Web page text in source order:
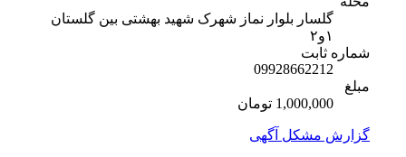
گلسار بلوار نماز شهرک شهید بهشتی بین گلستان
شماره ثابت
09928662212
1,000,000 تومان
گزارش مشکل آگهی